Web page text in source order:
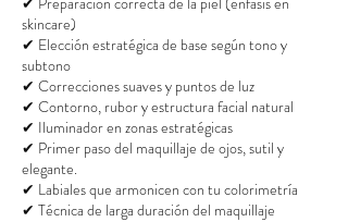
skincare)
✔ Elección estratégica de base según tono y
subtono
✔ Correcciones suaves y puntos de luz
✔ Contorno, rubor y estructura facial natural
✔ Iluminador en zonas estratégicas
✔ Primer paso del maquillaje de ojos, sutil y
elegante.
✔ Labiales que armonicen con tu colorimetría
✔ Técnica de larga duración del maquillaje